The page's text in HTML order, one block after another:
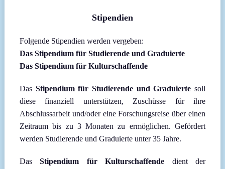
Stipendien
Folgende Stipendien werden vergeben:
Das Stipendium für Studierende und Graduierte
Das Stipendium für Kulturschaffende
Das Stipendium für Studierende und Graduierte soll
diese finanziell unterstützen, Zuschüsse für ihre
Abschlussarbeit und/oder eine Forschungsreise über einen
Zeitraum bis zu 3 Monaten zu ermöglichen. Gefördert
werden Studierende und Graduierte unter 35 Jahre.
DasStipendium für Kulturschaffende dient der